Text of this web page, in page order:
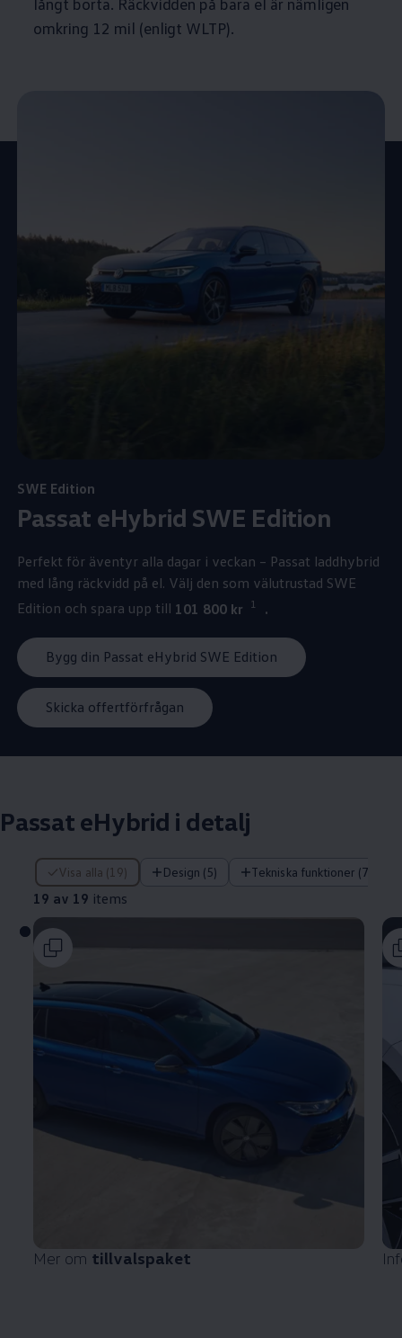
omkring 12 mil (enligt WLTP).
SWE Edition
Passat eHybrid SWE Edition
Perfekt för äventyr alla dagar i veckan – Passat laddhybrid
med lång räckvidd på el. Välj den som välutrustad SWE
Edition och spara upp till 101 800 kr 1 .
Bygg din Passat eHybrid SWE Edition
Skicka offertförfrågan
Passat eHybrid i detalj
Visa alla (19) Design (5) Tekniska funktioner (7)
19 av 19 items
19 av 19 items
Mer om tillvalspaket